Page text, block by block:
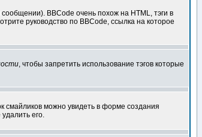
BBCode очень похож на HTML, тэги в
руководство по BBCode, ссылка на которое
, чтобы запретить использование тэгов которые
смайликов можно увидеть в форме создания
его.